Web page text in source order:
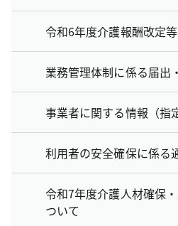
令和6年度介護報酬改定
業務管理体制に係る届出
事業者に関する情報（指
利用者の安全確保に係る
令和7年度介護人材確保
ついて